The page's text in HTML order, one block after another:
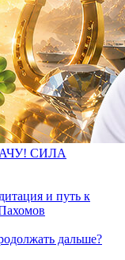
СИЛА
и путь к
дальше?